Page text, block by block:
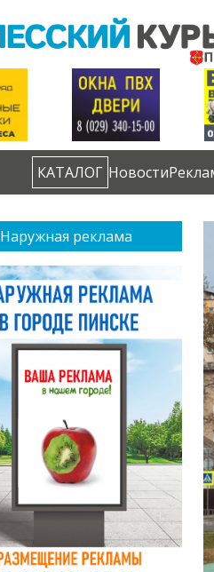
КАТАЛОГ Новости
Наружная реклама